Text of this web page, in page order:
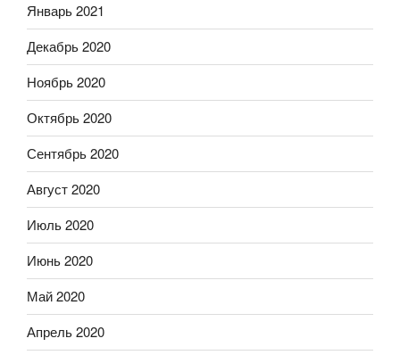
Январь 2021
Декабрь 2020
Ноябрь 2020
Октябрь 2020
Сентябрь 2020
Август 2020
Июль 2020
Июнь 2020
Май 2020
Апрель 2020